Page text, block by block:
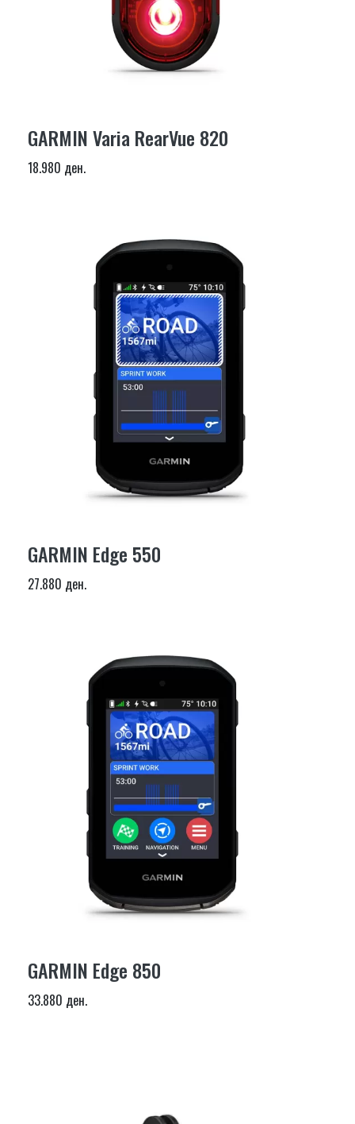
GARMIN Varia RearVue 820
18.980 ден.
GARMIN Edge 550
27.880 ден.
GARMIN Edge 850
33.880 ден.